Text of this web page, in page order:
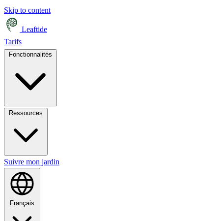
Skip to content
Leaftide
Tarifs
Suivre mon jardin
Français